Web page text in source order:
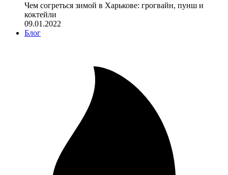
Чем согреться зимой в Харькове: грогвайн, пунш и
коктейли
09.01.2022
Блог